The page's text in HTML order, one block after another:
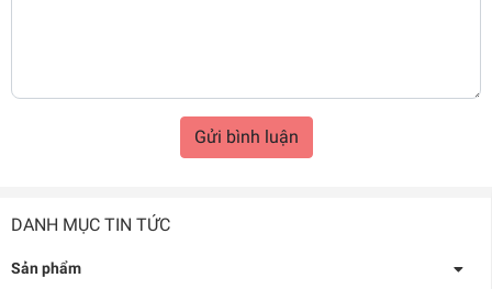
DANH MỤC TIN TỨC
Sản phẩm
Gửi bình luận